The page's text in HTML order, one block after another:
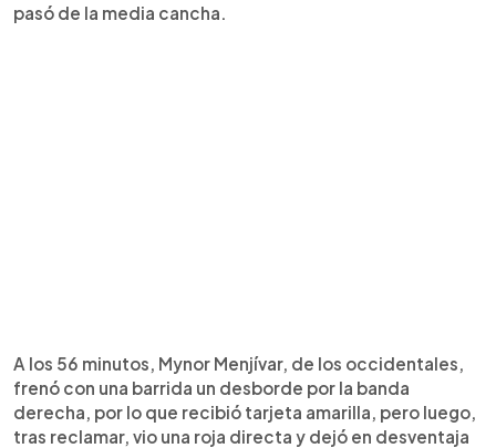
pasó de la media cancha.
A los 56 minutos, Mynor Menjívar, de los occidentales,
frenó con una barrida un desborde por la banda
derecha, por lo que recibió tarjeta amarilla, pero luego,
tras reclamar, vio una roja directa y dejó en desventaja